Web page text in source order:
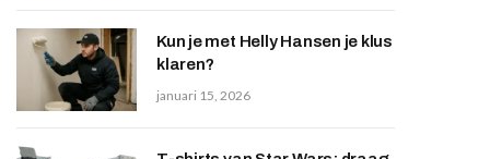
Kun je met Helly Hansen je klus
klaren?
januari 15, 2026